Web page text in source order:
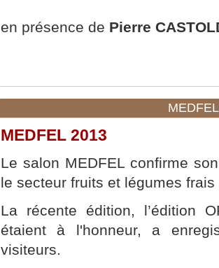
en présence de Pierre
MEDFEL 2013
Le salon MEDFEL confirme
le secteur fruits et légumes
La récente édition, l’édition
étaient à l'honneur, a
visiteurs.